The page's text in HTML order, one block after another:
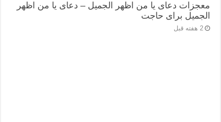
معجزات دعای یا من اظهر الجمیل – دعای یا من اظهر
الجمیل برای حاجت
2 هفته قبل